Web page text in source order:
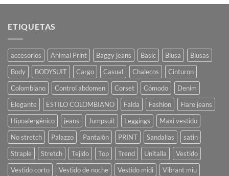
ETIQUETAS
accesorios Animal Print Baggy jeans Basic Blusa
Blusas
Body
BODYSUIT Cargo Casual Chalecos
Cinturon
Colombiano
Control abdomen Corset Cómodo
Denim
Elegante
ESTILO COLOMBIANO Falda Fashion
Flare jeans
Hipoalergénico
jeans Jumpsuit Leggings
Maxi vestido
No stretch
Palazzo Pantalón PRINT Sandalias
satin
Straple
Stretch Tejido Top Trend Unitalla
Vestido
Vestido corto
Vestido de noche Vestido midi Vibrant miu